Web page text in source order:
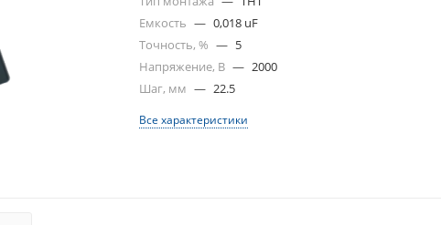
Емкость — 0,018 uF
Точность, % — 5
Напряжение, В — 2000
Шаг, мм — 22.5
Все характеристики